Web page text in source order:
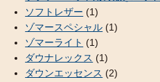
ソフトレザー (1)
ゾマースペシャル (1)
ゾマーライト (1)
ダウナレックス (1)
ダウンエッセンス (2)